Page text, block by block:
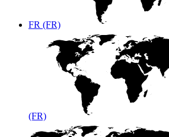
FR (FR)
(FR)